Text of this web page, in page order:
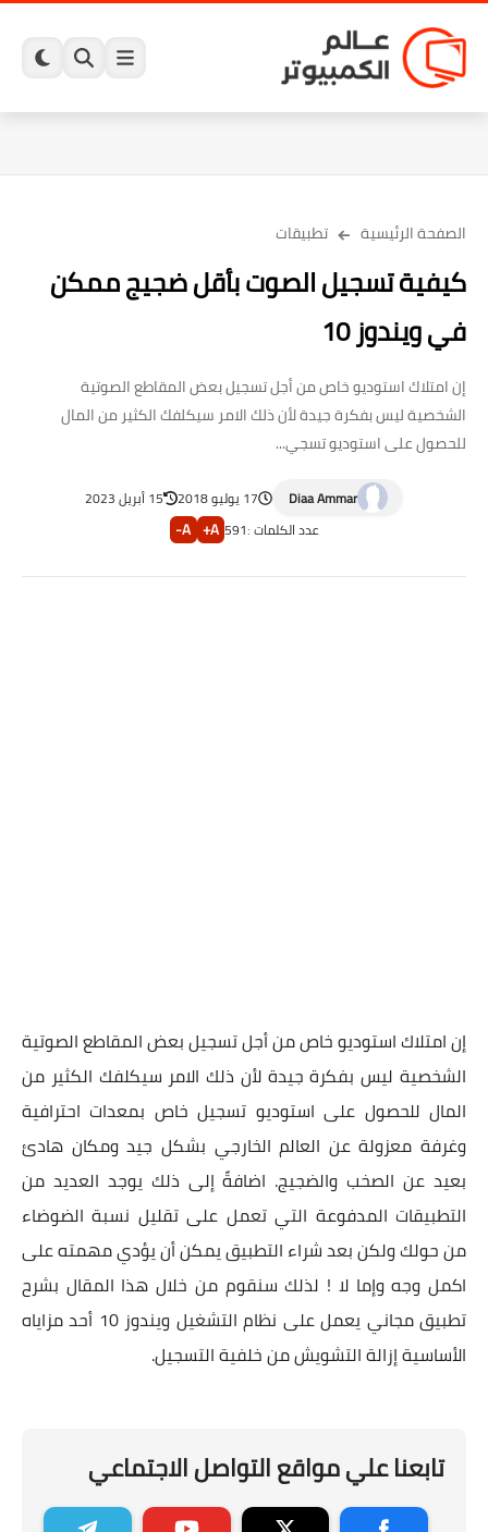
الصفحة الرئيسية تطبيقات
كيفية تسجيل الصوت بأقل ضجيج ممكن
في ويندوز 10
إن امتلاك استوديو خاص من أجل تسجيل بعض المقاطع الصوتية
الشخصية ليس بفكرة جيدة لأن ذلك الامر سيكلفك الكثير من المال
للحصول على استوديو تسجي...
Diaa Ammar 17 يوليو 2018
15 أبريل 2023
عدد الكلمات :591
A+
A-
إن امتلاك استوديو خاص من أجل تسجيل بعض المقاطع الصوتية
الشخصية ليس بفكرة جيدة لأن ذلك الامر سيكلفك الكثير من
المال للحصول على استوديو تسجيل خاص بمعدات احترافية
وغرفة معزولة عن العالم الخارجي بشكل جيد ومكان هادئ
بعيد عن الصخب والضجيج. اضافةً إلى ذلك يوجد العديد من
التطبيقات المدفوعة التي تعمل على تقليل نسبة الضوضاء
من حولك ولكن بعد شراء التطبيق يمكن أن يؤدي مهمته على
اكمل وجه وإما لا ! لذلك سنقوم من خلال هذا المقال بشرح
تطبيق مجاني يعمل على نظام التشغيل ويندوز 10 أحد مزاياه
الأساسية إزالة التشويش من خلفية التسجيل.
تابعنا علي مواقع التواصل الاجتماعي